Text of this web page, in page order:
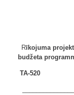
Rīkojuma
budžeta
TA-520